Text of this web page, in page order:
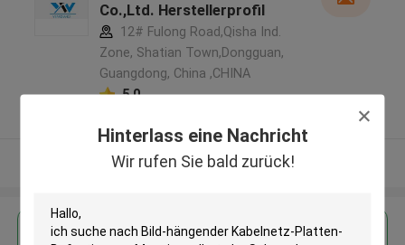
Hinterlass eine Nachricht
Wir rufen Sie bald zurück!
Co.,Ltd. Herstellerprofil
12# Fulong Road,Qisha Ind.
Zone, Shatian Town,Dongguan,
Guangdong, China ,CHINA
5.0
Sehen Sie mehr an
Erhalten Sie den besten Preis für